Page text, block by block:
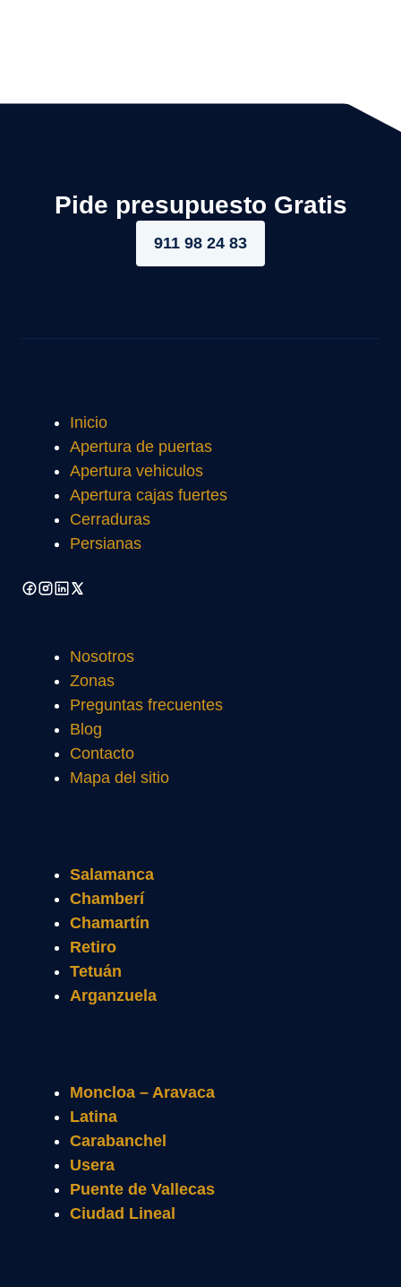
Pide presupuesto Gratis
911 98 24 83
Inicio
Apertura de puertas
Apertura vehiculos
Apertura cajas fuertes
Cerraduras
Persianas
Nosotros
Zonas
Preguntas frecuentes
Blog
Contacto
Mapa del sitio
Salamanca
Chamberí
Chamartín
Retiro
Tetuán
Arganzuela
Moncloa – Aravaca
Latina
Carabanchel
Usera
Puente de Vallecas
Ciudad Lineal